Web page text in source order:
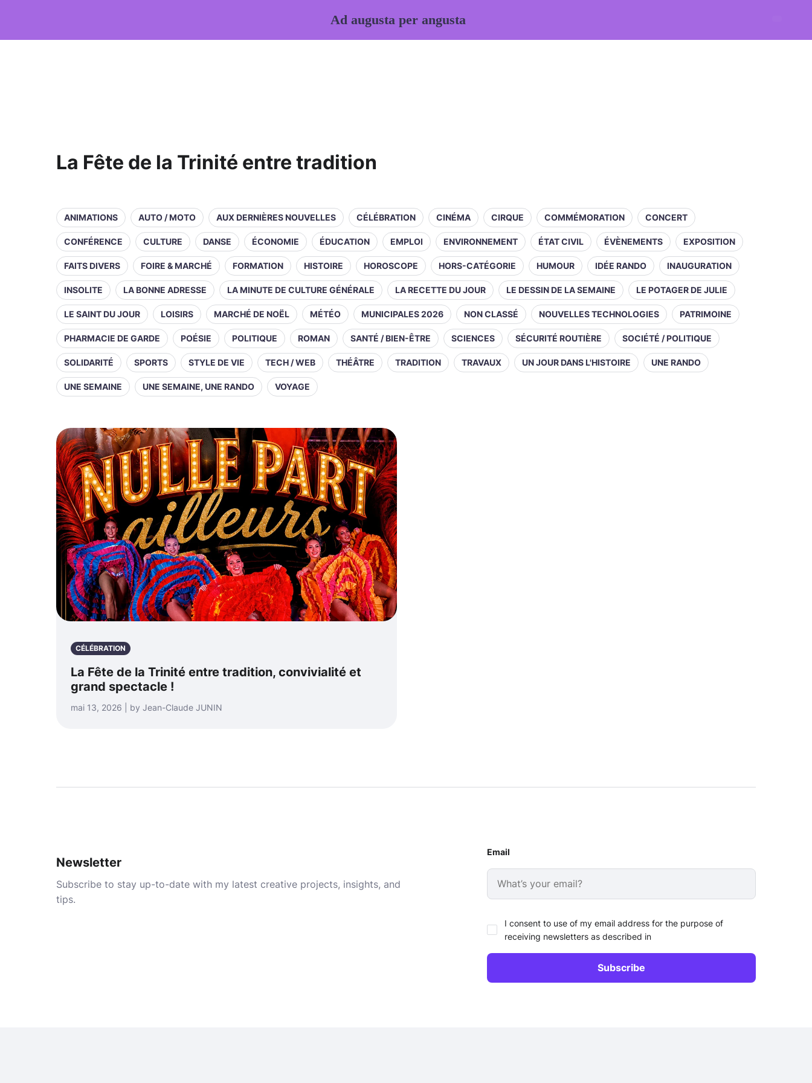
La Fête de la Trinité entre tradition
ANIMATIONS AUTO / MOTO AUX DERNIÈRES NOUVELLES CÉLÉBRATION CINÉMA CIRQUE COMMÉMORATION CONCERT
CONFÉRENCE CULTURE DANSE ÉCONOMIE ÉDUCATION EMPLOI ENVIRONNEMENT ÉTAT CIVIL ÉVÈNEMENTS EXPOSITION
FAITS DIVERS FOIRE & MARCHÉ FORMATION HISTOIRE HOROSCOPE HORS-CATÉGORIE HUMOUR IDÉE RANDO INAUGURATION
INSOLITE LA BONNE ADRESSE LA MINUTE DE CULTURE GÉNÉRALE LA RECETTE DU JOUR LE DESSIN DE LA SEMAINE LE POTAGER DE JULIE
LE SAINT DU JOUR LOISIRS MARCHÉ DE NOËL MÉTÉO MUNICIPALES 2026 NON CLASSÉ NOUVELLES TECHNOLOGIES PATRIMOINE
PHARMACIE DE GARDE POÉSIE POLITIQUE ROMAN SANTÉ / BIEN-ÊTRE SCIENCES SÉCURITÉ ROUTIÈRE SOCIÉTÉ / POLITIQUE
SOLIDARITÉ SPORTS STYLE DE VIE TECH / WEB THÉÂTRE TRADITION TRAVAUX UN JOUR DANS L'HISTOIRE UNE RANDO
UNE SEMAINE UNE SEMAINE, UNE RANDO VOYAGE
CÉLÉBRATION
La Fête de la Trinité entre tradition, convivialité et
grand spectacle !
mai 13, 2026 | by Jean-Claude JUNIN
Newsletter
Subscribe to stay up-to-date with my latest creative projects, insights, and
tips.
Email
I consent to use of my email address for the purpose of
receiving newsletters as described in
Ad augusta per angusta